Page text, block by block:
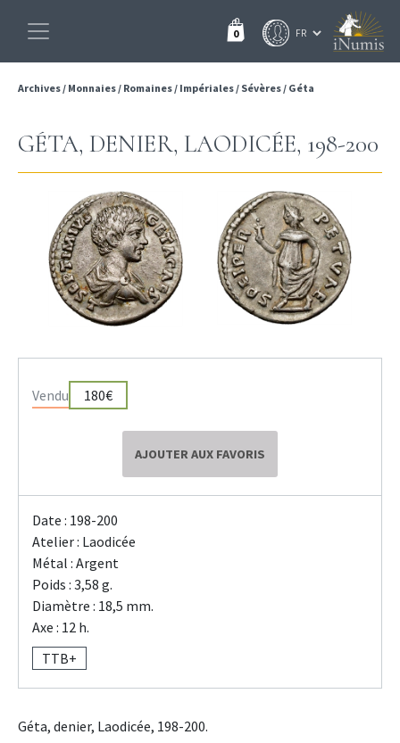
0
Archives/ Monnaies/ Romaines/ Impériales/ Sévères/ Géta
GÉTA, DENIER, LAODICÉE, 198-200
Vendu 180€
AJOUTER AUX FAVORIS
Date : 198-200
Atelier : Laodicée
Métal : Argent
Poids : 3,58 g.
Diamètre : 18,5 mm.
Axe : 12 h.
TTB+
Géta, denier, Laodicée, 198-200.